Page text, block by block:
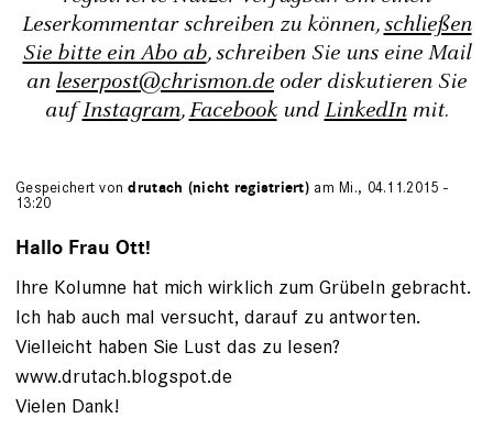
Leserkommentar schreiben zu können,schließen
Sie bitte ein Abo ab, schreiben Sie uns eine Mail
an leserpost@chrismon.de oder diskutieren Sie
aufInstagram,FacebookundLinkedInmit.
Gespeichert vondrutach (nicht registriert) am Mi., 04.11.2015 -
13:20
Hallo Frau Ott!
Ihre Kolumne hat mich wirklich zum Grübeln gebracht.
Ich hab auch mal versucht, darauf zu antworten.
Vielleicht haben Sie Lust das zu lesen?
www.drutach.blogspot.de
Vielen Dank!